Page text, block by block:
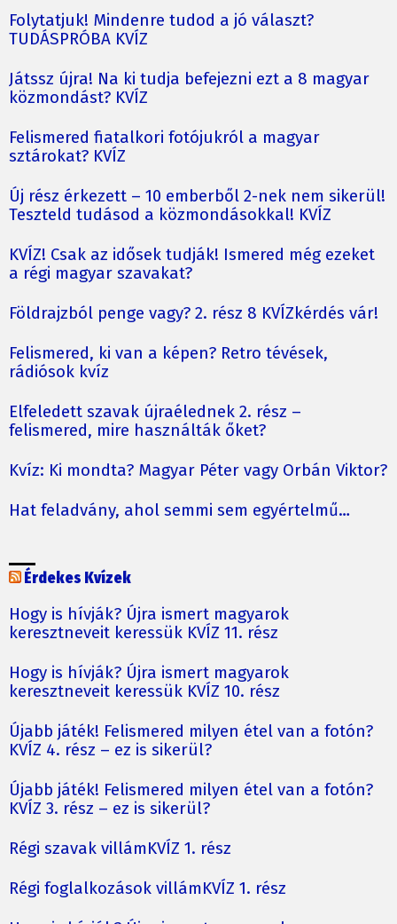
Folytatjuk! Mindenre tudod a jó választ?
TUDÁSPRÓBA KVÍZ
Játssz újra! Na ki tudja befejezni ezt a 8 magyar
közmondást? KVÍZ
Felismered fiatalkori fotójukról a magyar
sztárokat? KVÍZ
Új rész érkezett – 10 emberből 2-nek nem sikerül!
Teszteld tudásod a közmondásokkal! KVÍZ
KVÍZ! Csak az idősek tudják! Ismered még ezeket
a régi magyar szavakat?
Földrajzból penge vagy? 2. rész 8 KVÍZkérdés vár!
Felismered, ki van a képen? Retro tévések,
rádiósok kvíz
Elfeledett szavak újraélednek 2. rész –
felismered, mire használták őket?
Kvíz: Ki mondta? Magyar Péter vagy Orbán Viktor?
Hat feladvány, ahol semmi sem egyértelmű…
Érdekes Kvízek
Hogy is hívják? Újra ismert magyarok
keresztneveit keressük KVÍZ 11. rész
Hogy is hívják? Újra ismert magyarok
keresztneveit keressük KVÍZ 10. rész
Újabb játék! Felismered milyen étel van a fotón?
KVÍZ 4. rész – ez is sikerül?
Újabb játék! Felismered milyen étel van a fotón?
KVÍZ 3. rész – ez is sikerül?
Régi szavak villámKVÍZ 1. rész
Régi foglalkozások villámKVÍZ 1. rész